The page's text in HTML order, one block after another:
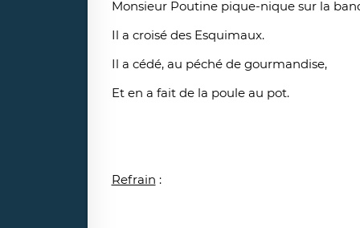
Monsieur Poutine pique-nique sur la
Il a croisé des Esquimaux.
Il a cédé, au péché de gourmandise,
Et en a fait de la poule au pot.
Refrain :